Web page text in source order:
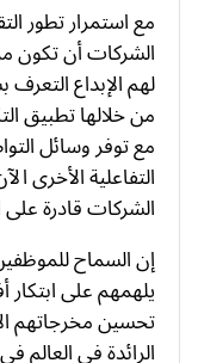
مع استمرار تطور
الشركات أن تكون
لهم الإبداع
من خلالها تطبيق
مع توفر وسائل
التفاعلية الأخرى
الشركات قادرة على
إن السماح
يلهمهم على ابتكار
تحسين مخرجاتهم
الرائدة في العالم